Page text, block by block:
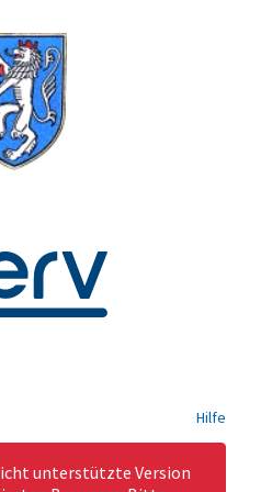
Hilfe
unterstützte Version